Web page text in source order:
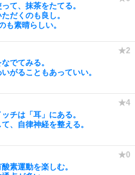
て、抹茶をたてる。
だくのも良し。
も素晴らしい。
でてみる。
がることもあっていい。
チは「耳」にある。
、自律神経を整える。
素運動を楽しむ。